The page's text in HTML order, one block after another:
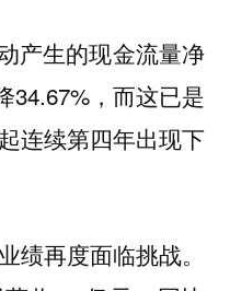
产生的现金流量净
34.67%，而这已是
连续第四年出现下
绩再度面临挑战。